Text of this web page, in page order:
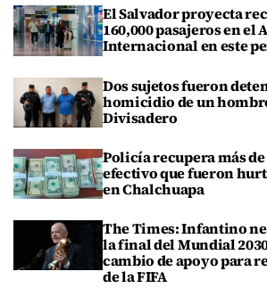
El Salvador proyecta
160,000 pasajeros en el
Internacional en este
Dos sujetos fueron
homicidio de un
Divisadero
Policía recupera más de
efectivo que fueron
en Chalchuapa
The Times: Infantino
la final del Mundial
cambio de apoyo para
de la FIFA